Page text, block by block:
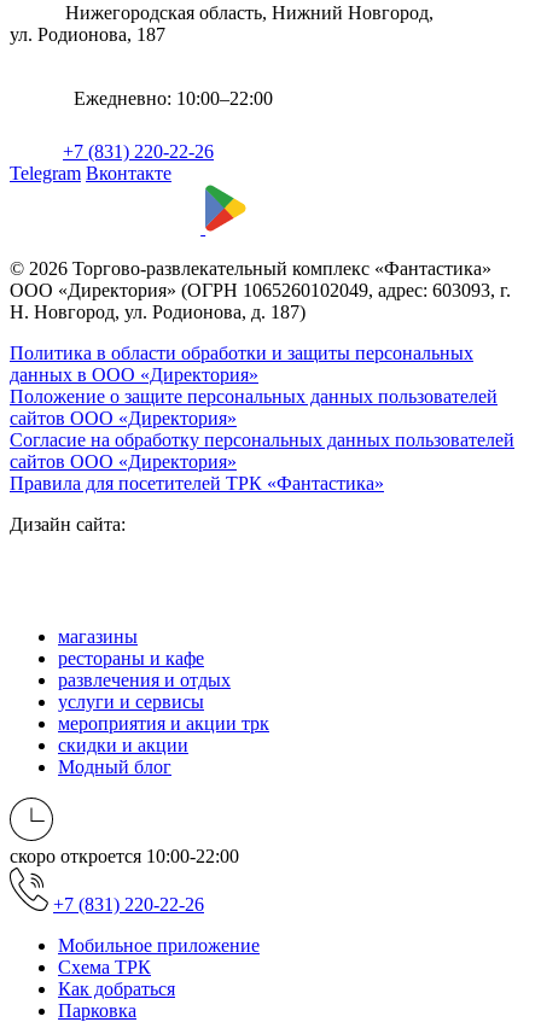
Нижегородская область, Нижний Новгород,
ул. Родионова, 187
Ежедневно: 10:00–22:00
+7 (831) 220-22-26
Telegram Вконтакте
© 2026 Торгово-развлекательный комплекс «Фантастика»
ООО «Директория» (ОГРН 1065260102049, адрес: 603093, г.
Н. Новгород, ул. Родионова, д. 187)
Политика в области обработки и защиты персональных
данных в ООО «Директория»
Положение о защите персональных данных пользователей
сайтов ООО «Директория»
Согласие на обработку персональных данных пользователей
сайтов ООО «Директория»
Правила для посетителей ТРК «Фантастика»
Дизайн сайта:
магазины
рестораны и кафе
развлечения и отдых
услуги и сервисы
мероприятия и акции трк
скидки и акции
Модный блог
скоро откроется 10:00-22:00
+7 (831) 220-22-26
Мобильное приложение
Схема ТРК
Как добраться
Парковка